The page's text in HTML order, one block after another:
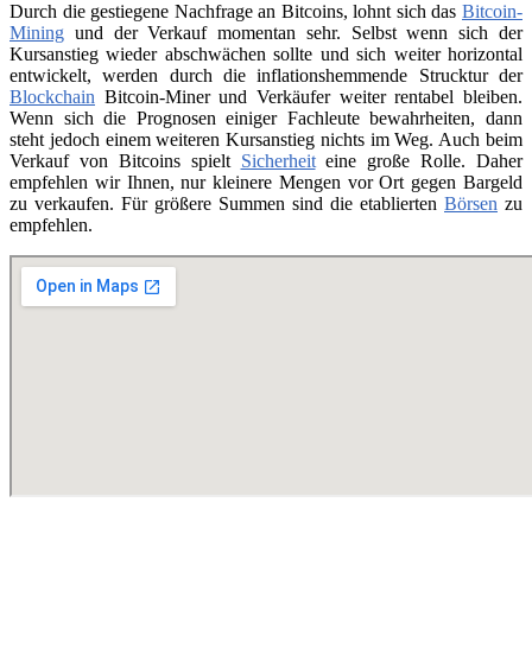
Durch die gestiegene Nachfrage an Bitcoins, lohnt sich das Bitcoin-
Mining und der Verkauf momentan sehr. Selbst wenn sich der
Kursanstieg wieder abschwächen sollte und sich weiter horizontal
entwickelt, werden durch die inflationshemmende Strucktur der
Blockchain Bitcoin-Miner und Verkäufer weiter rentabel bleiben.
Wenn sich die Prognosen einiger Fachleute bewahrheiten, dann
steht jedoch einem weiteren Kursanstieg nichts im Weg. Auch beim
Verkauf von Bitcoins spielt Sicherheiteine große Rolle. Daher
empfehlen wir Ihnen, nur kleinere Mengen vor Ort gegen Bargeld
zu verkaufen. Für größere Summen sind die etablierten Börsen zu
empfehlen.